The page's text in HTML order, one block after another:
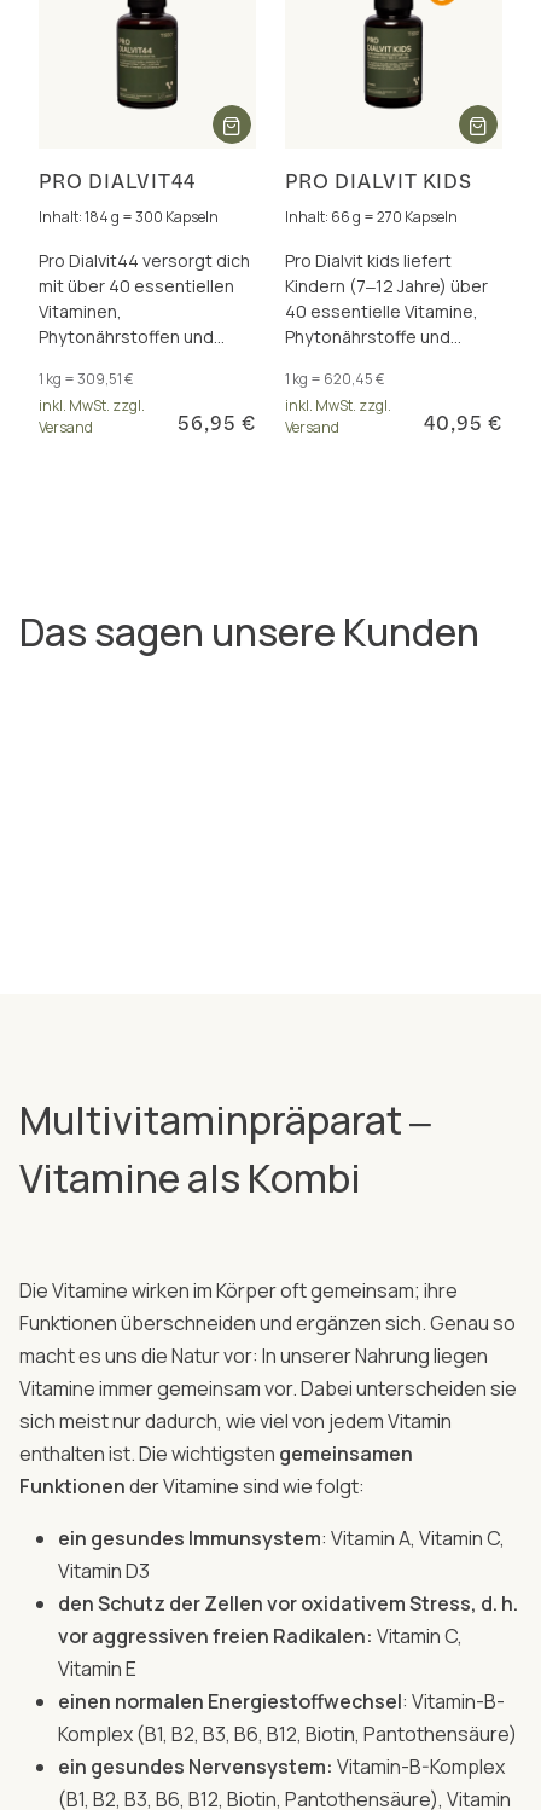
PRO DIALVIT44
Inhalt: 184 g = 300 Kapseln
Pro Dialvit44 versorgt dich
mit über 40 essentiellen
Vitaminen,
Phytonährstoffen und
und Zellschutz.
1 kg = 309,51 €
inkl. MwSt. zzgl.
Versand
56,95 €
PRO DIALVIT KIDS
Inhalt: 66 g = 270 Kapseln
Pro Dialvit kids liefert
Kindern (7‒12 Jahre) über
40 essentielle Vitamine,
Phytonährstoffe und
und Zellschutz.
1 kg = 620,45 €
inkl. MwSt. zzgl.
Versand
40,95 €
Das sagen unsere Kunden
Multivitaminpräparat ‒
Vitamine als Kombi
Die Vitamine wirken im Körper oft gemeinsam; ihre
Funktionen überschneiden und ergänzen sich. Genau so
macht es uns die Natur vor: In unserer Nahrung liegen
Vitamine immer gemeinsam vor. Dabei unterscheiden sie
sich meist nur dadurch, wie viel von jedem Vitamin
enthalten ist. Die wichtigsten gemeinsamen
Funktionender Vitamine sind wie folgt:
ein gesundes Immunsystem: Vitamin A, Vitamin C,
Vitamin D3
den Schutz der Zellen vor oxidativem Stress, d. h.
vor aggressiven freien Radikalen: Vitamin C,
Vitamin E
einen normalen Energiestoffwechsel: Vitamin-B-
Komplex (B1, B2, B3, B6, B12, Biotin, Pantothensäure)
ein gesundes Nervensystem: Vitamin-B-Komplex
(B1, B2, B3, B6, B12, Biotin, Pantothensäure), Vitamin